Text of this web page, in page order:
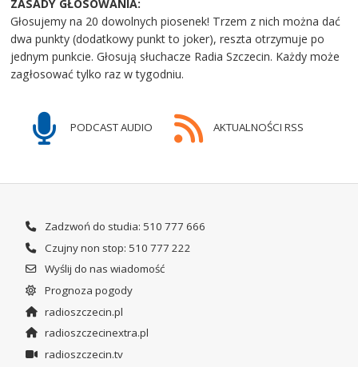
ZASADY GŁOSOWANIA:
Głosujemy na 20 dowolnych piosenek! Trzem z nich można dać
dwa punkty (dodatkowy punkt to joker), reszta otrzymuje po
jednym punkcie. Głosują słuchacze Radia Szczecin. Każdy może
zagłosować tylko raz w tygodniu.
PODCAST AUDIO AKTUALNOŚCI RSS
Zadzwoń do studia: 510 777 666
Czujny non stop: 510 777 222
Wyślij do nas wiadomość
Prognoza pogody
radioszczecin.pl
radioszczecinextra.pl
radioszczecin.tv